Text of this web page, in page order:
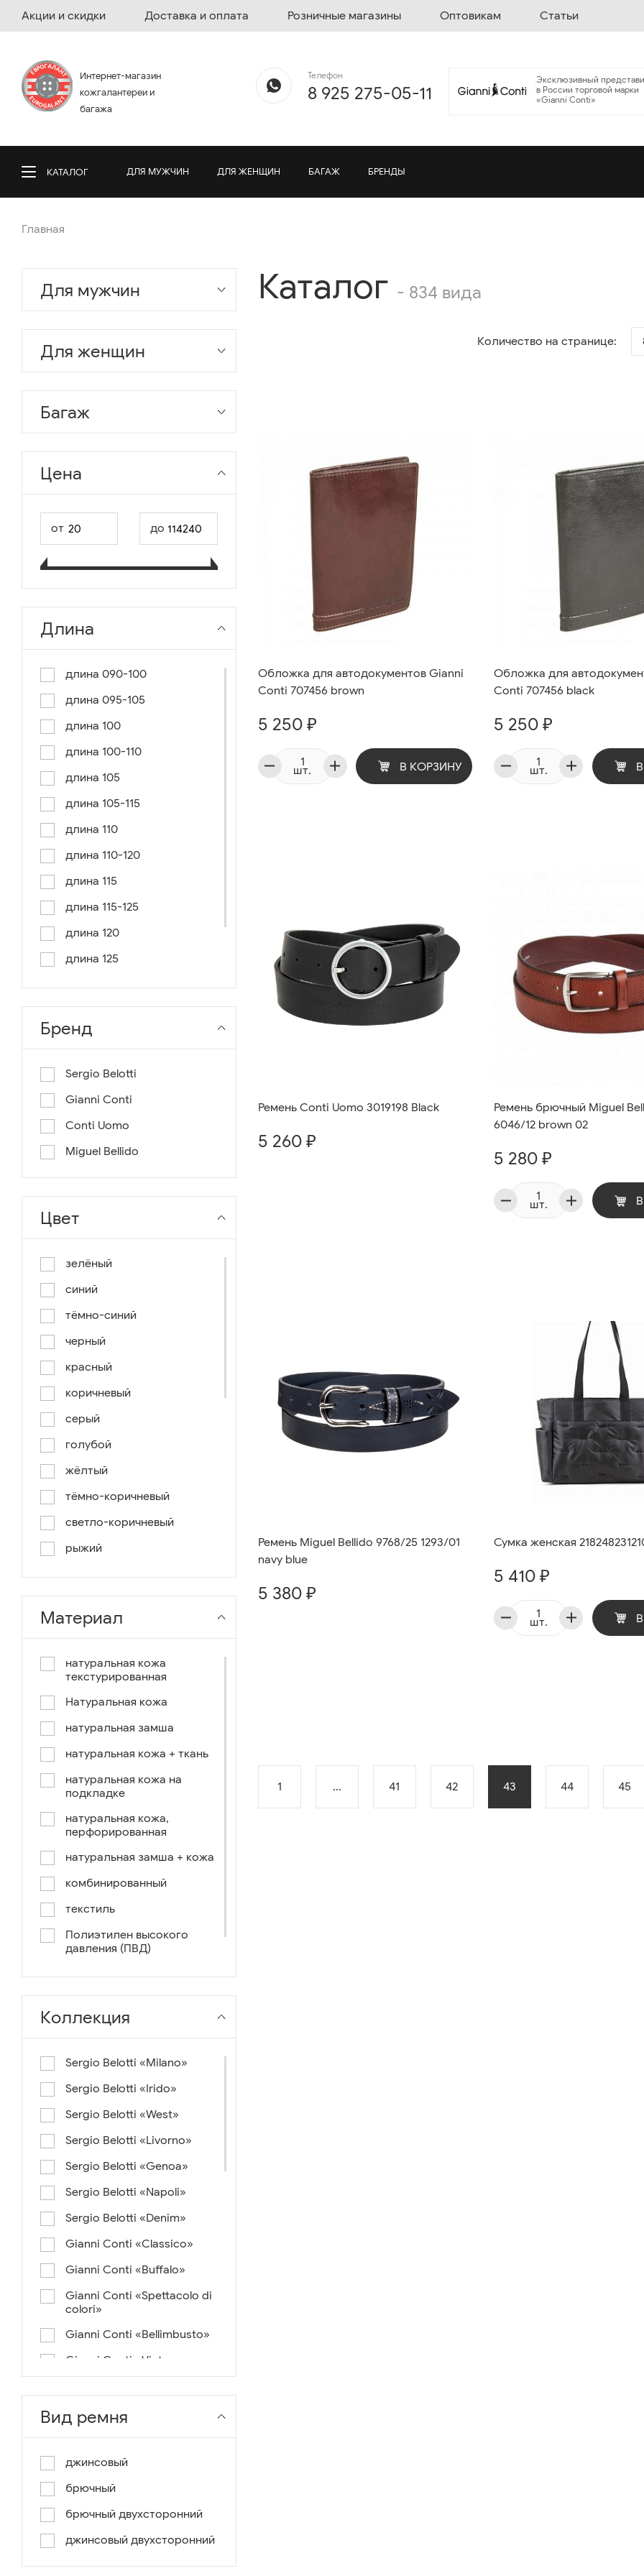
Акции и скидки Доставка и оплата Розничные магазины Оптовикам Статьи
Интернет-магазин
кожгалантереи и
багажа
Телефон
8 925 275-05-11
Эксклюзивный
в России торговой марки
«Gianni Conti»
КАТАЛОГ ДЛЯ МУЖЧИН ДЛЯ ЖЕНЩИН БАГАЖ БРЕНДЫ
Главная
Для мужчин
Для женщин
Багаж
Цена
от до
Длина
длина 090-100
длина 095-105
длина 100
длина 100-110
длина 105
длина 105-115
длина 110
длина 110-120
длина 115
длина 115-125
длина 120
длина 125
длина 130
длина 135
Бренд
Sergio Belotti
Gianni Conti
Conti Uomo
Miguel Bellido
Цвет
зелёный
синий
тёмно-синий
черный
красный
коричневый
серый
голубой
жёлтый
тёмно-коричневый
светло-коричневый
рыжий
серо-коричневый
светло-голубой
чёрный-коричневый
комбинированный
коричнево-зеленый
коричневый-синий
коричневый/светло-
коричневый /ручное окраш.-
синий/черный
коричневый /ручное окраш.-
Материал
натуральная кожа
текстурированная
Натуральная кожа
натуральная замша
натуральная кожа + ткань
натуральная кожа на
подкладке
натуральная кожа,
перфорированная
натуральная замша + кожа
комбинированный
текстиль
Полиэтилен высокого
давления (ПВД)
нейлон+ткань
Коллекция
Sergio Belotti «Milano»
Sergio Belotti «Irido»
Sergio Belotti «West»
Sergio Belotti «Livorno»
Sergio Belotti «Genoa»
Sergio Belotti «Napoli»
Sergio Belotti «Denim»
Gianni Conti «Classico»
Gianni Conti «Buffalo»
Gianni Conti «Spettacolo di
colori»
Gianni Conti «Bellimbusto»
Gianni Conti «Vintage»
pochino di colore»
Gianni Conti «Antico»
Вид ремня
джинсовый
брючный
брючный двухсторонний
джинсовый двухсторонний
Каталог - 834 вида
Количество на странице:
Обложка для автодокументов Gianni
Conti 707456 brown
5 250 ₽
шт. В КОРЗИНУ
Обложка для
Conti 707456 black
5 250 ₽
шт.
Ремень Conti Uomo 3019198 Black
5 260 ₽
Ремень брючный Miguel
6046/12 brown 02
5 280 ₽
шт.
Ремень Miguel Bellido 9768/25 1293/01
navy blue
5 380 ₽
Сумка женская
5 410 ₽
шт.
1 ... 41 42 43 44 45